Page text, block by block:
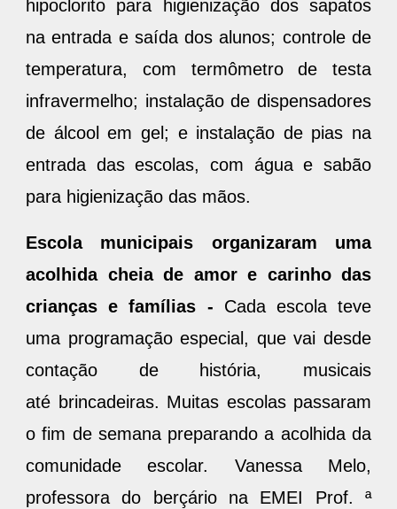
hipoclorito para higienização dos sapatos
na entrada e saída dos alunos; controle de
temperatura, com termômetro de testa
infravermelho; instalação de dispensadores
de álcool em gel; e instalação de pias na
entrada das escolas, com água e sabão
para higienização das mãos.
Escola municipais organizaram uma
acolhida cheia de amor e carinho das
crianças e famílias - Cada escola teve
uma programação especial, que vai desde
contação de história, musicais
até brincadeiras. Muitas escolas passaram
o fim de semana preparando a acolhida da
comunidade escolar. Vanessa Melo,
professora do berçário na EMEI Prof. ª